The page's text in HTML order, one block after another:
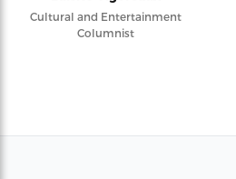
Cultural and Entertainment
Columnist